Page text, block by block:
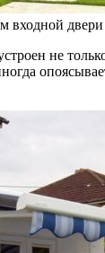
входной двери
не